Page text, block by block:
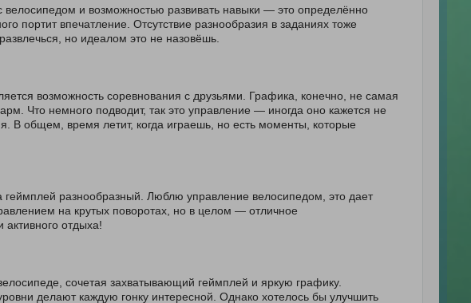
велосипедом и возможностью развивать навыки — это определённо
портит впечатление. Отсутствие разнообразия в заданиях тоже
но идеалом это не назовёшь.
возможность соревнования с друзьями. Графика, конечно, не самая
Что немного подводит, так это управление — иногда оно кажется не
В общем, время летит, когда играешь, но есть моменты, которые
геймплей разнообразный. Люблю управление велосипедом, это дает
на крутых поворотах, но в целом — отличное
отдыха!
сочетая захватывающий геймплей и яркую графику.
делают каждую гонку интересной. Однако хотелось бы улучшить